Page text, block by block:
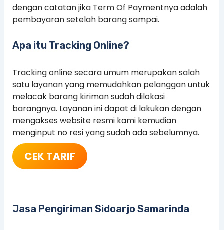
dengan catatan jika Term Of Paymentnya adalah
pembayaran setelah barang sampai.
Apa itu Tracking Online?
Tracking online secara umum merupakan salah
satu layanan yang memudahkan pelanggan untuk
melacak barang kiriman sudah dilokasi
barangnya. Layanan ini dapat di lakukan dengan
mengakses website resmi kami kemudian
menginput no resi yang sudah ada sebelumnya.
CEK TARIF
Jasa Pengiriman Sidoarjo Samarinda